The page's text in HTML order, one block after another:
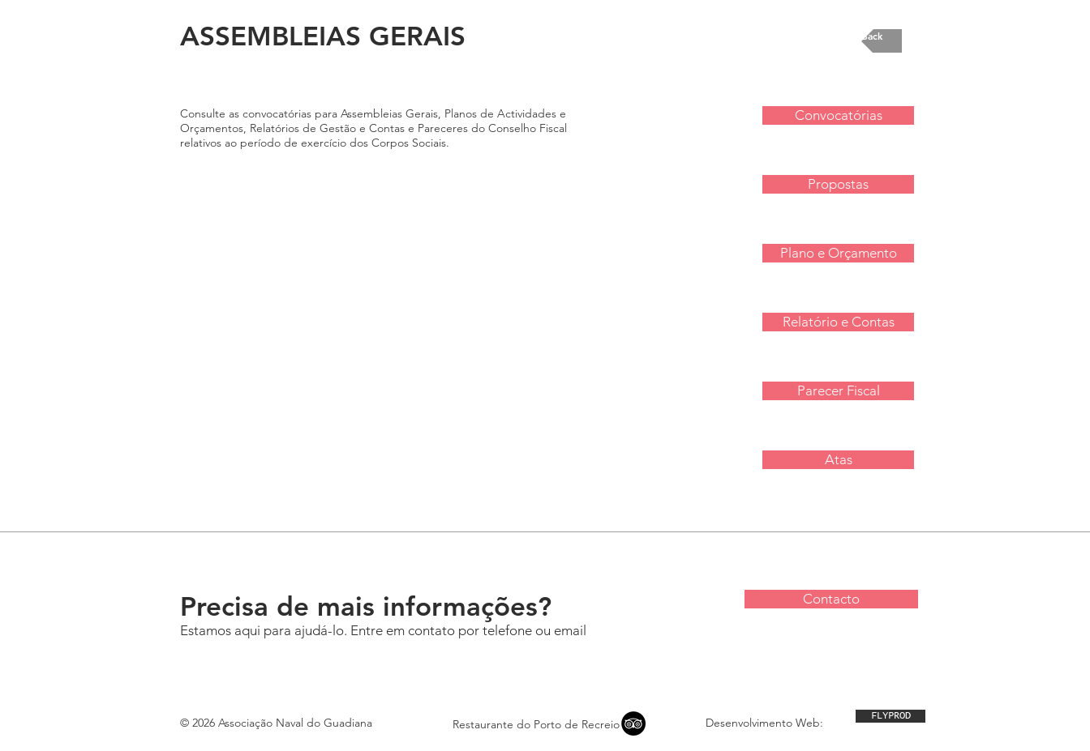
ASSEMBLEIAS GERAIS Back
Consulte as convocatórias para Assembleias Gerais, Planos de Actividades e
Orçamentos, Relatórios de Gestão e Contas e Pareceres do Conselho Fiscal
relativos ao período de exercício dos Corpos Sociais.
Convocatórias
Plano e Orçamento
Relatório e Contas
Parecer Fiscal
Propostas
Atas
Precisa de mais informações?
Estamos aqui para ajudá-lo. Entre em contato por telefone ou email
Contacto
© 2026 Associação Naval do Guadiana Restaurante do Porto de Recreio Desenvolvimento Web: FLYPROD